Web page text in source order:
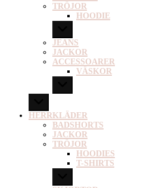
TRÖJOR
HOODIE
JEANS
JACKOR
ACCESSOARER
VÄSKOR
HERRKLÄDER
BADSHORTS
JACKOR
TRÖJOR
HOODIES
T-SHIRTS